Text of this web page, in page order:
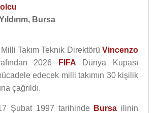
Bursa
Milli Takım Teknik DirektörüVincenzo
2026 FIFA Dünya Kupası
edecek milli takımın 30 kişilik
çağrıldı.
Şubat 1997 tarihinde Bursa ilinin